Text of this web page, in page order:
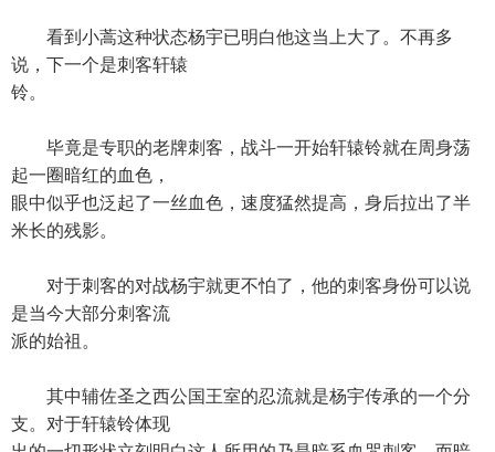
看到小蒿这种状态杨宇已明白他这当上大了。不再多
说，下一个是刺客轩辕
铃。
毕竟是专职的老牌刺客，战斗一开始轩辕铃就在周身荡
起一圈暗红的血色，
眼中似乎也泛起了一丝血色，速度猛然提高，身后拉出了半
米长的残影。
对于刺客的对战杨宇就更不怕了，他的刺客身份可以说
是当今大部分刺客流
派的始祖。
其中辅佐圣之西公国王室的忍流就是杨宇传承的一个分
支。对于轩辕铃体现